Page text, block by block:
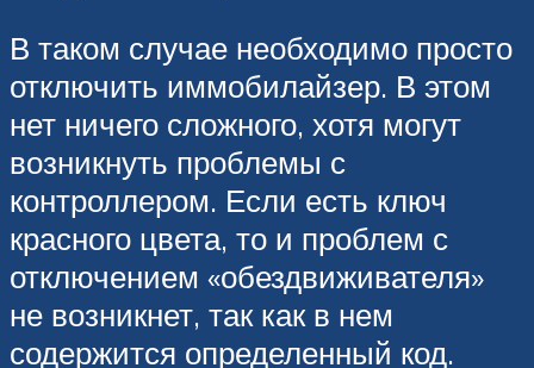
В таком случае необходимо просто
отключить иммобилайзер. В этом
нет ничего сложного, хотя могут
возникнуть проблемы с
контроллером. Если есть ключ
красного цвета, то и проблем с
отключением «обездвиживателя»
не возникнет, так как в нем
содержится определенный код.